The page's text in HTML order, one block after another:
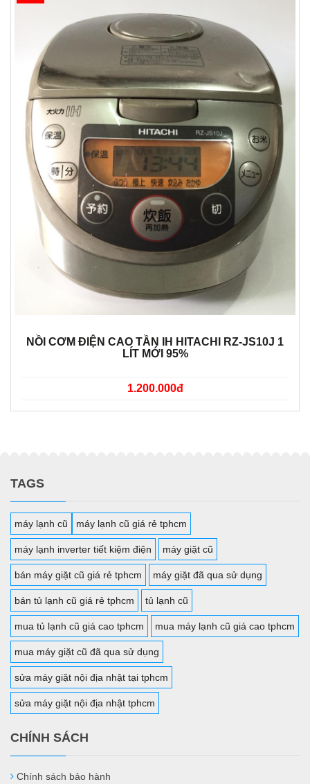
NỒI CƠM ĐIỆN CAO TẦN IH HITACHI RZ-JS10J 1
LÍT MỚI 95%
1.200.000đ
TAGS
máy lạnh cũ máy lạnh cũ giá rẻ tphcm
máy lạnh inverter tiết kiệm điện máy giặt cũ
bán máy giặt cũ giá rẻ tphcm máy giặt đã qua sử dụng
bán tủ lạnh cũ giá rẻ tphcm tủ lạnh cũ
mua tủ lạnh cũ giá cao tphcm mua máy lạnh cũ giá cao tphcm
mua máy giặt cũ đã qua sử dụng
sửa máy giặt nội địa nhật tại tphcm
sửa máy giặt nội địa nhật tphcm
CHÍNH SÁCH
Chính sách bảo hành